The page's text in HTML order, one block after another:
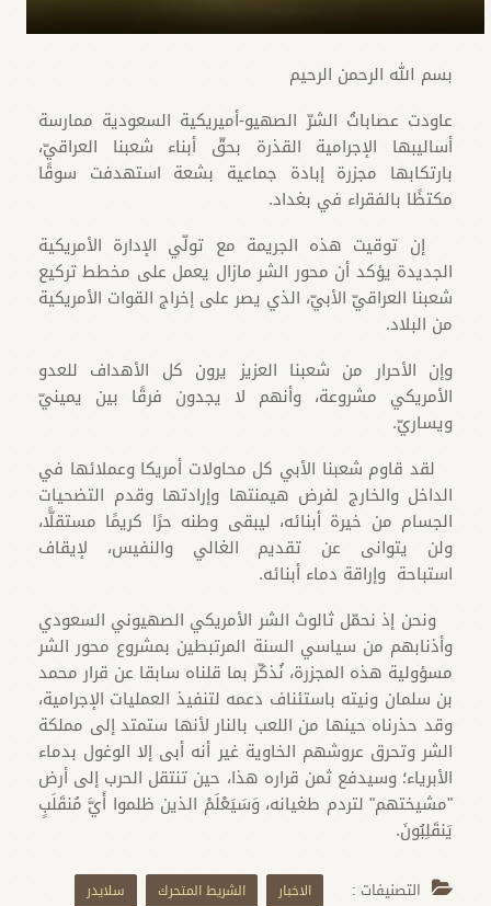
بسم الله الرحمن الرحيم
عاودت عصاباتُ الشرّ الصهيو-أميريكية السعودية ممارسة
أساليبها الإجرامية القذرة بحقّ أبناء شعبنا العراقيّ،
بارتكابها مجزرة إبادة جماعية بشعة استهدفت سوقًا
مكتظًا بالفقراء في بغداد.
إن توقيت هذه الجريمة مع تولّي الإدارة الأمريكية
الجديدة يؤكد أن محور الشر مازال يعمل على مخطط تركيع
شعبنا العراقيّ الأبيّ، الذي يصر على إخراج القوات الأمريكية
من البلاد.
وإن الأحرار من شعبنا العزيز يرون كل الأهداف للعدو
الأمريكي مشروعة، وأنهم لا يجدون فرقًا بين يمينيّ
ويساريّ.
لقد قاوم شعبنا الأبي كل محاولات أمريكا وعملائها في
الداخل والخارج لفرض هيمنتها وإرادتها وقدم التضحيات
الجسام من خيرة أبنائه، ليبقى وطنه حرًا كريمًا مستقلًّا،
ولن يتوانى عن تقديم الغالي والنفيس، لإيقاف
استباحة وإراقة دماء أبنائه.
ونحن إذ نحمّل ثالوث الشر الأمريكي الصهيوني السعودي
وأذنابهم من سياسي السنة المرتبطين بمشروع محور الشر
مسؤولية هذه المجزرة، نُذكّر بما قلناه سابقا عن قرار محمد
بن سلمان ونيته باستئناف دعمه لتنفيذ العمليات الإجرامية،
وقد حذرناه حينها من اللعب بالنار لأنها ستمتد إلى مملكة
الشر وتحرق عروشهم الخاوية غير أنه أبى إلا الوغول بدماء
الأبرياء؛ وسيدفع ثمن قراره هذا، حين تنتقل الحرب إلى أرض
"مشيختهم" لتردم طغيانه، وَسَيَعْلَمْ الذين ظلموا أَيَّ مُنقَلَبٍ
يَنقَلِبُونَ.
التصنيفات : الاخبار الشريط المتحرك سلايدر